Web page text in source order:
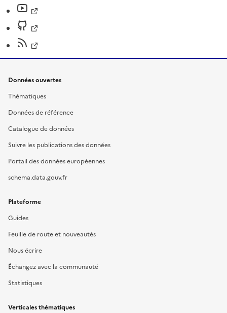
Données ouvertes
Thématiques
Données de référence
Catalogue de données
Suivre les publications des données
Portail des données européennes
schema.data.gouv.fr
Plateforme
Guides
Feuille de route et nouveautés
Nous écrire
Échangez avec la communauté
Statistiques
Verticales thématiques